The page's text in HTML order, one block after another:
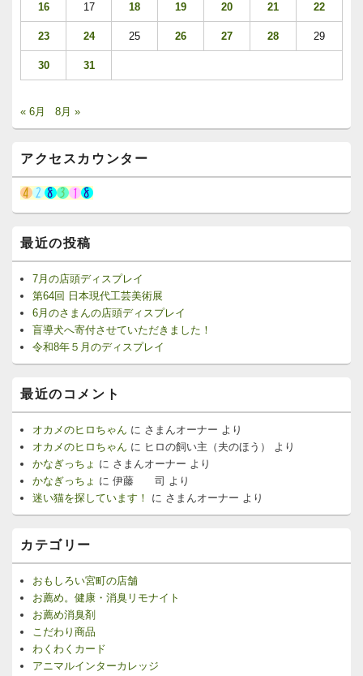
16 17 18 19 20 21 22
23 24 25 26 27 28 29
30 31
« 6月 8月 »
アクセスカウンター
最近の投稿
7月の店頭ディスプレイ
第64回 日本現代工芸美術展
6月のさまんの店頭ディスプレイ
盲導犬へ寄付させていただきました！
令和8年５月のディスプレイ
最近のコメント
オカメのヒロちゃん に さまんオーナー より
オカメのヒロちゃん に ヒロの飼い主（夫のほう）
より
かなぎっちょ に さまんオーナー より
かなぎっちょ に 伊藤 司 より
迷い猫を探しています！
に さまんオーナー より
カテゴリー
おもしろい宮町の店舗
お薦め。健康・消臭リモナイト
お薦め消臭剤
こだわり商品
わくわくカード
アニマルインターカレッジ